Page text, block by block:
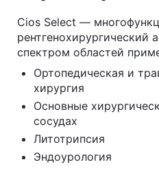
Cios Select —
рентгенохирургический
спектром областей
Ортопедическая и
хирургия
Основные
сосудах
Литотрипсия
Эндоурология